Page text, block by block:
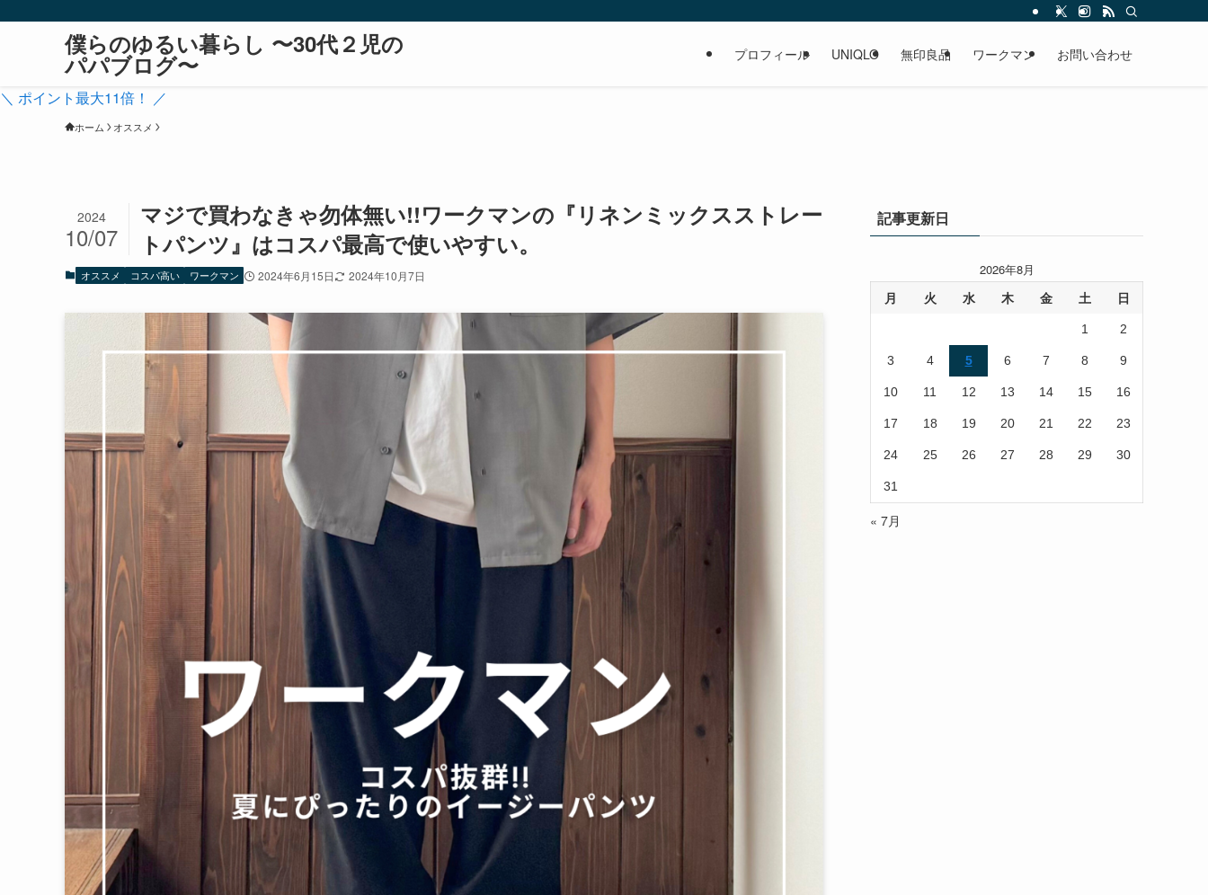
僕らのゆるい暮らし 〜30代２児の
パパブログ〜 プロフィール UNIQLO 無印良品 ワークマン お問い合わせ
＼ ポイント最大11倍！ ／
ホーム オススメ
マジで買わなきゃ勿体無い!!ワークマンの『リネンミックスストレー
トパンツ』はコスパ最高で使いやすい。
2024
10/07
オススメ コスパ高い ワークマン 2024年6月15日 2024年10月7日
記事更新日
2026年8月
月 火 水 木 金 土 日
1 2
3 4 5 6 7 8 9
10 11 12 13 14 15 16
17 18 19 20 21 22 23
24 25 26 27 28 29 30
31
« 7月